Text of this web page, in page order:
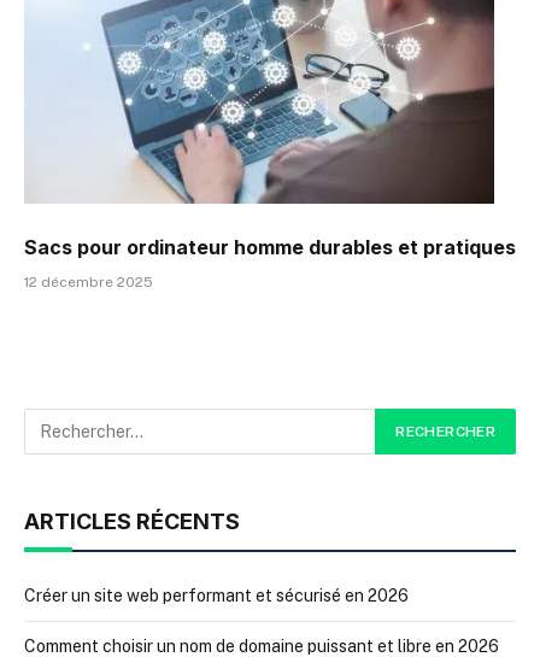
Sacs pour ordinateur homme durables et pratiques
12 décembre 2025
ARTICLES RÉCENTS
Créer un site web performant et sécurisé en 2026
Comment choisir un nom de domaine puissant et libre en 2026